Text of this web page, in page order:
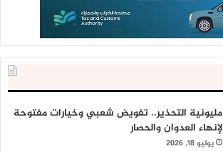
مليونية التحذير.. تفويض شعبي وخيارات مفتوحة
لإنهاء العدوان والحصار
يوليو 18, 2026